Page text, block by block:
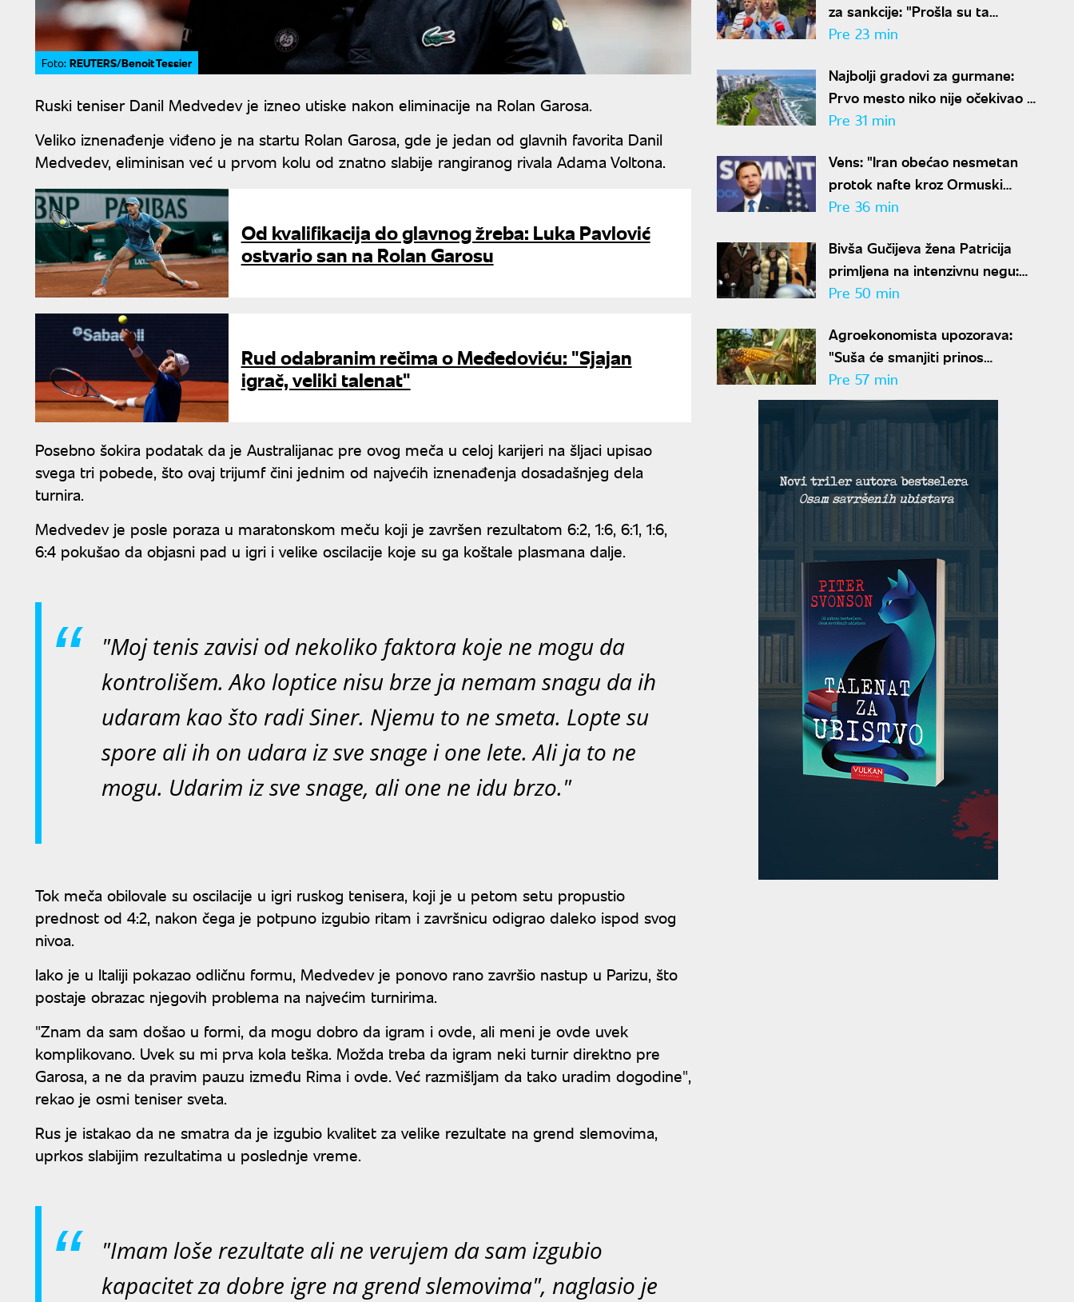
Foto: REUTERS/Benoit Tessier
Ruski teniser Danil Medvedev je izneo utiske nakon eliminacije na Rolan Garosa.
Veliko iznenađenje viđeno je na startu Rolan Garosa, gde je jedan od glavnih favorita Danil
Medvedev, eliminisan već u prvom kolu od znatno slabije rangiranog rivala Adama Voltona.
Od kvalifikacija do glavnog žreba: Luka Pavlović
ostvario san na Rolan Garosu
Rud odabranim rečima o Međedoviću: "Sjajan
igrač, veliki talenat"
Posebno šokira podatak da je Australijanac pre ovog meča u celoj karijeri na šljaci upisao
svega tri pobede, što ovaj trijumf čini jednim od najvećih iznenađenja dosadašnjeg dela
turnira.
Medvedev je posle poraza u maratonskom meču koji je završen rezultatom 6:2, 1:6, 6:1, 1:6,
6:4 pokušao da objasni pad u igri i velike oscilacije koje su ga koštale plasmana dalje.
"Moj tenis zavisi od nekoliko faktora koje ne mogu da
kontrolišem. Ako loptice nisu brze ja nemam snagu da ih
udaram kao što radi Siner. Njemu to ne smeta. Lopte su
spore ali ih on udara iz sve snage i one lete. Ali ja to ne
mogu. Udarim iz sve snage, ali one ne idu brzo."
Tok meča obilovale su oscilacije u igri ruskog tenisera, koji je u petom setu propustio
prednost od 4:2, nakon čega je potpuno izgubio ritam i završnicu odigrao daleko ispod svog
nivoa.
Iako je u Italiji pokazao odličnu formu, Medvedev je ponovo rano završio nastup u Parizu, što
postaje obrazac njegovih problema na najvećim turnirima.
"Znam da sam došao u formi, da mogu dobro da igram i ovde, ali meni je ovde uvek
komplikovano. Uvek su mi prva kola teška. Možda treba da igram neki turnir direktno pre
Garosa, a ne da pravim pauzu između Rima i ovde. Već razmišljam da tako uradim dogodine",
rekao je osmi teniser sveta.
Rus je istakao da ne smatra da je izgubio kvalitet za velike rezultate na grend slemovima,
uprkos slabijim rezultatima u poslednje vreme.
"Imam loše rezultate ali ne verujem da sam izgubio
kapacitet za dobre igre na grend slemovima", naglasio je
za sankcije: "Prošla su ta
vremena"
Pre 23 min
Najbolji gradovi za gurmane:
Prvo mesto niko nije očekivao -
ovde nećete ostati gladni
Pre 31 min
Vens: "Iran obećao nesmetan
protok nafte kroz Ormuski
moreuz"
Pre 36 min
Bivša Gučijeva žena Patricija
primljena na intenzivnu negu:
Zbog ubistva muža 17 godina
Pre 50 min
Agroekonomista upozorava:
"Suša će smanjiti prinos
kukuruza i do 40 odsto,
Vojvodina najviše pogođena"
Pre 57 min